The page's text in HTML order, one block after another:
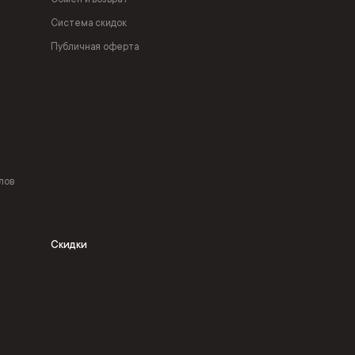
Система скидок
Публичная оферта
Скидки